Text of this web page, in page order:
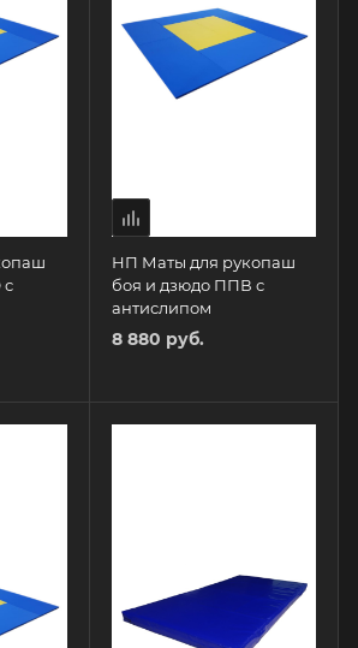
с
НП Маты для рукопаш
боя и дзюдо ППВ с
антислипом
8 880 руб.